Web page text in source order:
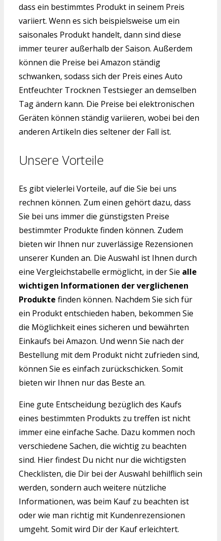
dass ein bestimmtes Produkt in seinem Preis
variiert. Wenn es sich beispielsweise um ein
saisonales Produkt handelt, dann sind diese
immer teurer außerhalb der Saison. Außerdem
können die Preise bei Amazon ständig
schwanken, sodass sich der Preis eines Auto
Entfeuchter Trocknen Testsieger an demselben
Tag ändern kann. Die Preise bei elektronischen
Geräten können ständig variieren, wobei bei den
anderen Artikeln dies seltener der Fall ist.
Unsere Vorteile
Es gibt vielerlei Vorteile, auf die Sie bei uns
rechnen können. Zum einen gehört dazu, dass
Sie bei uns immer die günstigsten Preise
bestimmter Produkte finden können. Zudem
bieten wir Ihnen nur zuverlässige Rezensionen
unserer Kunden an. Die Auswahl ist Ihnen durch
eine Vergleichstabelle ermöglicht, in der Sie alle
wichtigen Informationen der verglichenen
Produkte finden können. Nachdem Sie sich für
ein Produkt entschieden haben, bekommen Sie
die Möglichkeit eines sicheren und bewährten
Einkaufs bei Amazon. Und wenn Sie nach der
Bestellung mit dem Produkt nicht zufrieden sind,
können Sie es einfach zurückschicken. Somit
bieten wir Ihnen nur das Beste an.
Eine gute Entscheidung bezüglich des Kaufs
eines bestimmten Produkts zu treffen ist nicht
immer eine einfache Sache. Dazu kommen noch
verschiedene Sachen, die wichtig zu beachten
sind. Hier findest Du nicht nur die wichtigsten
Checklisten, die Dir bei der Auswahl behilflich sein
werden, sondern auch weitere nützliche
Informationen, was beim Kauf zu beachten ist
oder wie man richtig mit Kundenrezensionen
umgeht. Somit wird Dir der Kauf erleichtert.